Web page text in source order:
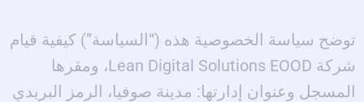
توضح سياسة الخصوصية هذه (“السياسة”) كيفية قيام
شركة Lean Digital Solutions EOOD، ومقرها
المسجل وعنوان إدارتها: مدينة صوفيا، الرمز البريدي